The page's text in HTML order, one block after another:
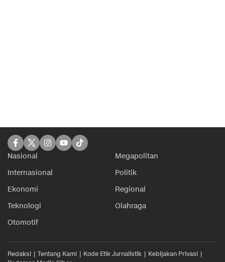
Nasional
Megapolitan
Internasional
Politik
Ekonomi
Regional
Teknologi
Olahraga
Otomotif
Redaksi Tentang Kami Kode Etik Jurnalistik
Kebijakan Privasi